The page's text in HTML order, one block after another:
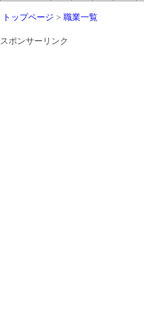
トップページ > 職業一覧
スポンサーリンク